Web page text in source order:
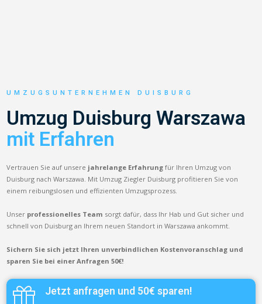
UMZUGSUNTERNEHMEN DUISBURG
Umzug Duisburg Warszawa
mit Erfahren
Vertrauen Sie auf unsere jahrelange Erfahrung für Ihren Umzug von
Duisburg nach Warszawa. Mit Umzug Ziegler Duisburg profitieren Sie von
einem reibungslosen und effizienten Umzugsprozess.
Unser professionelles Team sorgt dafür, dass Ihr Hab und Gut sicher und
schnell von Duisburg an Ihrem neuen Standort in Warszawa ankommt.
Sichern Sie sich jetzt Ihren unverbindlichen Kostenvoranschlag und
sparen Sie bei einer Anfragen 50€!
Jetzt anfragen und 50€ sparen!